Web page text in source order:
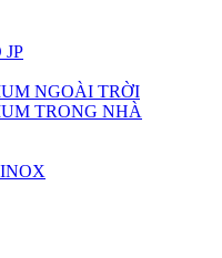
NGOÀI TRỜI
TRONG NHÀ